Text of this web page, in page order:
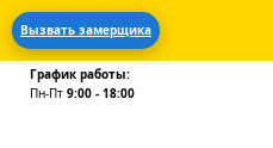
Вызвать замерщика
График работы:
Пн-Пт 9:00 - 18:00